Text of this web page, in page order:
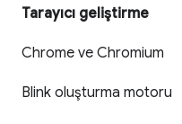
Tarayıcı geliştirme
Chrome ve Chromium
Blink oluşturma motoru